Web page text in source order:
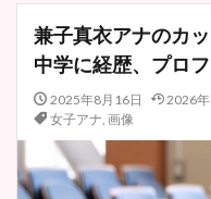
兼子真衣アナのカ
中学に経歴、プロ
2025年8月16日 2026
女子アナ, 画像